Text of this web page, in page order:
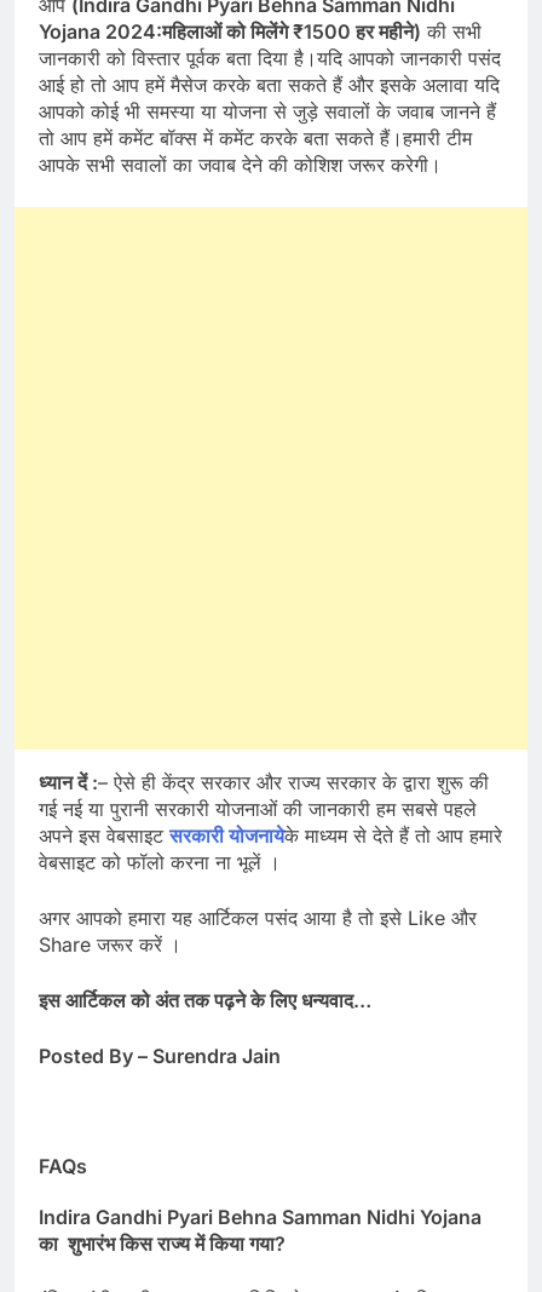
आप (Indira Gandhi Pyari Behna Samman Nidhi
Yojana 2024:महिलाओं को मिलेंगे ₹1500 हर महीने) की सभी
जानकारी को विस्तार पूर्वक बता दिया है।यदि आपको जानकारी पसंद
आई हो तो आप हमें मैसेज करके बता सकते हैं और इसके अलावा यदि
आपको कोई भी समस्या या योजना से जुड़े सवालों के जवाब जानने हैं
तो आप हमें कमेंट बॉक्स में कमेंट करके बता सकते हैं।हमारी टीम
आपके सभी सवालों का जवाब देने की कोशिश जरूर करेगी।
ध्यान दें :– ऐसे ही केंद्र सरकार और राज्य सरकार के द्वारा शुरू की
गई नई या पुरानी सरकारी योजनाओं की जानकारी हम सबसे पहले
अपने इस वेबसाइटसरकारी योजनायेके माध्यम से देते हैं तो आप हमारे
वेबसाइट को फॉलो करना ना भूलें ।
अगर आपको हमारा यह आर्टिकल पसंद आया है तो इसे Like और
Share जरूर करें ।
इस आर्टिकल को अंत तक पढ़ने के लिए धन्यवाद…
Posted By – Surendra Jain
FAQs
Indira Gandhi Pyari Behna Samman Nidhi Yojana
का शुभारंभ किस राज्य में किया गया?